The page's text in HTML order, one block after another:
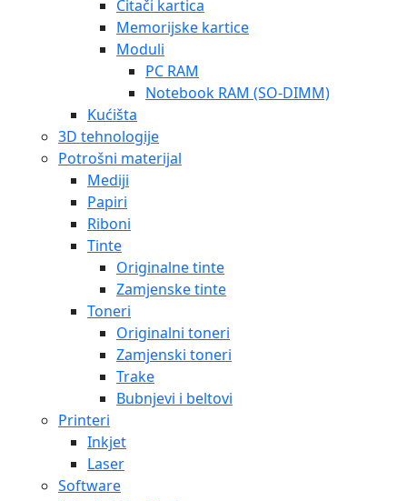
Čitači kartica
Memorijske kartice
Moduli
PC RAM
Notebook RAM (SO-DIMM)
Kućišta
3D tehnologije
Potrošni materijal
Mediji
Papiri
Riboni
Tinte
Originalne tinte
Zamjenske tinte
Toneri
Originalni toneri
Zamjenski toneri
Trake
Bubnjevi i beltovi
Printeri
Inkjet
Laser
Software